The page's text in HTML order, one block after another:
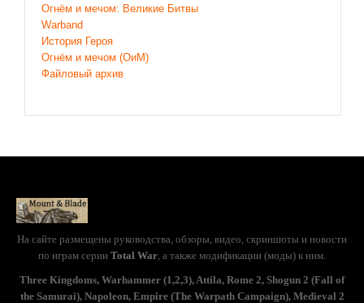
Огнём и мечом: Великие Битвы
Warband
История Героя
Огнём и мечом (ОиМ)
Файловый архив
На сайте размещены руководства, обзоры, видео, скриншоты и новости
по играм серии Total War, а также модификации (моды) к ним.
Three Kingdoms, Warhammer (1,2,3), Attila, Rome 2, Shogun 2 (Fall of
the Samurai), Napoleon, Empire (The Warpath Campaign), Medieval 2